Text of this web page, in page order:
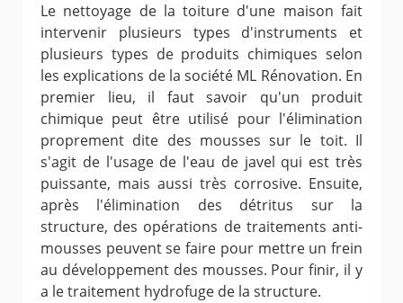
Le nettoyage de la toiture d'une maison fait
intervenir plusieurs types d'instruments et
plusieurs types de produits chimiques selon
les explications de la société ML Rénovation. En
premier lieu, il faut savoir qu'un produit
chimique peut être utilisé pour l'élimination
proprement dite des mousses sur le toit. Il
s'agit de l'usage de l'eau de javel qui est très
puissante, mais aussi très corrosive. Ensuite,
après l'élimination des détritus sur la
structure, des opérations de traitements anti-
mousses peuvent se faire pour mettre un frein
au développement des mousses. Pour finir, il y
a le traitement hydrofuge de la structure.